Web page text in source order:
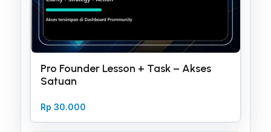
Pro Founder Lesson + Task – Akses
Satuan
Rp 30.000